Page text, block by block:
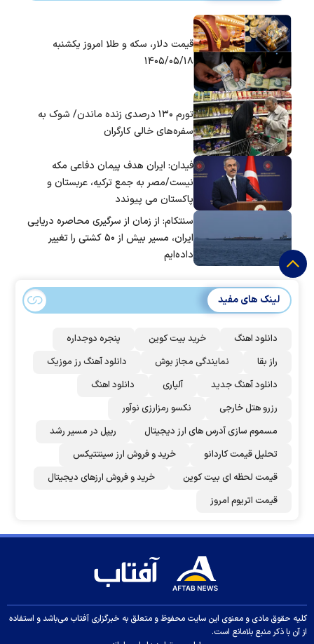
قیمت دلار، سکه و طلا امروز یکشنبه
۱۴۰۵/۰۵/۱۸
تورم ۱۳۰ درصدی زنده ماندن/ شوک به
سفره‌های خالی کارگران
فیدان: ایران هدف پیمان دفاعی مکه
نیست/مصر به جمع ترکیه، عربستان و
پاکستان می پیوندد
سنتکام: از زمان از سرگیری محاصره دریایی
ایران، مسیر بیش از ۵۰ کشتی را تغییر
داده‌ایم
لینک های مفید
دانلود اهنگ خرید بیت کوین
پنجره دوجداره
راز بقا
نمایندگی مجاز بوش
دانلود آهنگ رز‌ موزیک
دانلود آهنگ جدید
آلپاری
دانلود اهنگ
رزرو هتل خارجی
نکسو رمزارزی نوآور
مسموم سازی آدرس های ارز دیجیتال
ریپل در مسیر رشد
تحلیل قیمت کاردانو
خرید و فروش ارز سینتتیکس
قیمت لحظه ای بیت کوین
خرید و فروش ارزهای دیجیتال
قیمت اتریوم امروز
کلیه حقوق مادی و معنوی این سایت محفوظ و متعلق به خبرگزاری آفتاب می‌باشد و استفاده
از آن با ذکر منبع بلامانع است.